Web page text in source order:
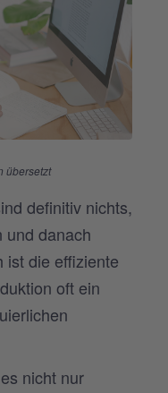
übersetzt
definitiv nichts,
und danach
ist die effiziente
oft ein
nicht nur